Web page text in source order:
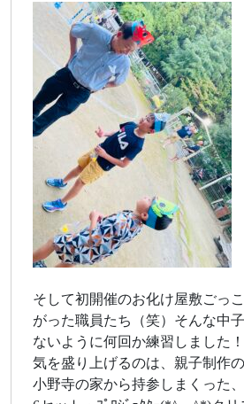
そして初開催のお化け屋敷ごっ
がった職員たち（笑）そんな中
ないように何回か練習しました
気を盛り上げるのは、親子制作
小野寺の家から持参しまくった